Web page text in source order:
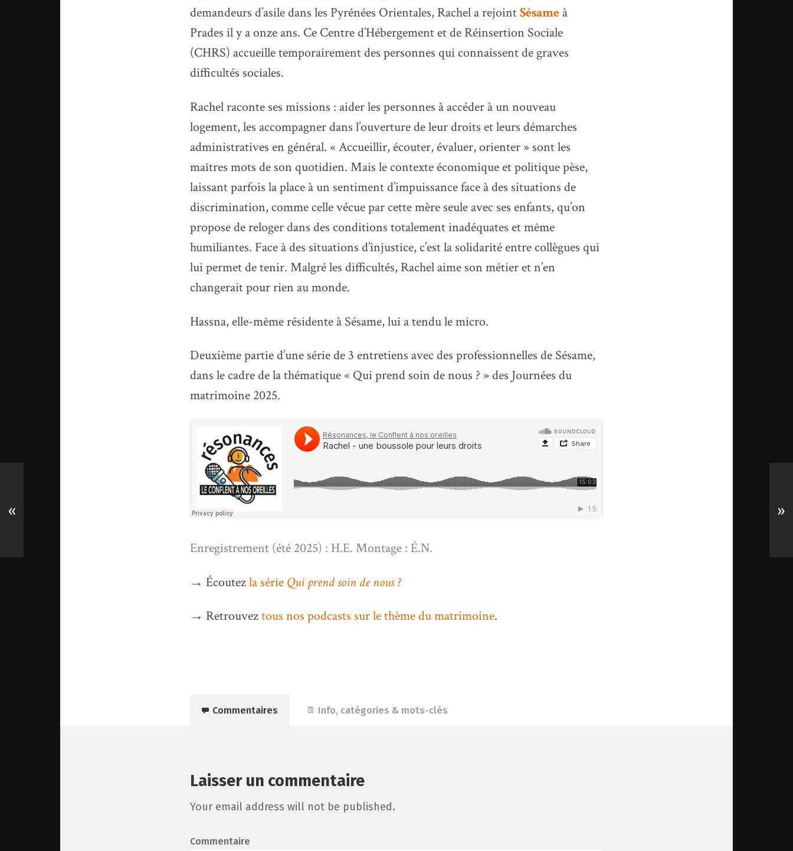
demandeurs d’asile dans les Pyrénées Orientales, Rachel a rejointSésame à
Prades il y a onze ans. Ce Centre d’Hébergement et de Réinsertion Sociale
(CHRS) accueille temporairement des personnes qui connaissent de graves
difficultés sociales.
Rachel raconte ses missions : aider les personnes à accéder à un nouveau
logement, les accompagner dans l’ouverture de leur droits et leurs démarches
administratives en général. « Accueillir, écouter, évaluer, orienter » sont les
maîtres mots de son quotidien. Mais le contexte économique et politique pèse,
laissant parfois la place à un sentiment d’impuissance face à des situations de
discrimination, comme celle vécue par cette mère seule avec ses enfants, qu’on
propose de reloger dans des conditions totalement inadéquates et même
humiliantes. Face à des situations d’injustice, c’est la solidarité entre collègues qui
lui permet de tenir. Malgré les difficultés, Rachel aime son métier et n’en
changerait pour rien au monde.
Hassna, elle-même résidente à Sésame, lui a tendu le micro.
Deuxième partie d’une série de 3 entretiens avec des professionnelles de Sésame,
dans le cadre de la thématique « Qui prend soin de nous ? » des Journées du
matrimoine 2025.
Enregistrement (été 2025) : H.E. Montage : É.N.
→ Écoutezla série Qui prend soin de nous ?
→ Retrouveztous nos podcasts sur le thème du matrimoine.
Commentaires Info, catégories & mots-clés
Laisser un commentaire
Your email address will not be published.
Commentaire
« »